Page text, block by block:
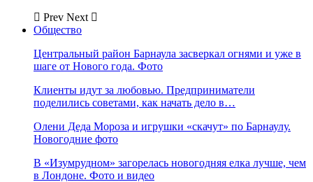
Prev Next
Общество
Центральный район Барнаула засверкал огнями и уже в
шаге от Нового года. Фото
Клиенты идут за любовью. Предприниматели
поделились советами, как начать дело в…
Олени Деда Мороза и игрушки «скачут» по Барнаулу.
Новогодние фото
В «Изумрудном» загорелась новогодняя елка лучше, чем
в Лондоне. Фото и видео